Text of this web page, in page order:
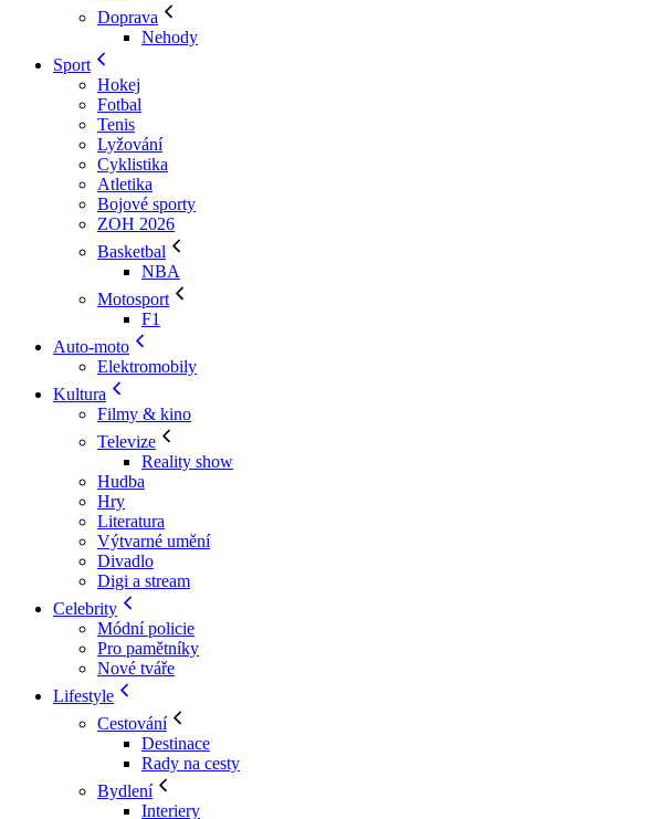
Doprava
Nehody
Sport
Hokej
Fotbal
Tenis
Lyžování
Cyklistika
Atletika
Bojové sporty
ZOH 2026
Basketbal
NBA
Motosport
F1
Auto-moto
Elektromobily
Kultura
Filmy & kino
Televize
Reality show
Hudba
Hry
Literatura
Výtvarné umění
Divadlo
Digi a stream
Celebrity
Módní policie
Pro pamětníky
Nové tváře
Lifestyle
Cestování
Destinace
Rady na cesty
Bydlení
Interiery